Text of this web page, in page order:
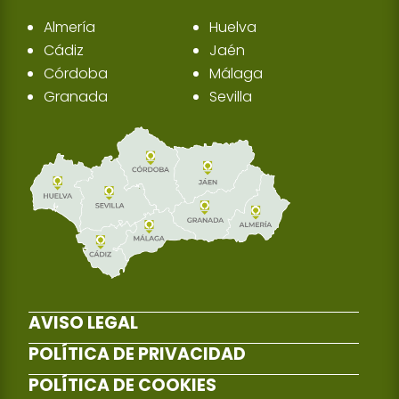
Almería
Cádiz
Córdoba
Granada
Huelva
Jaén
Málaga
Sevilla
AVISO LEGAL
POLÍTICA DE PRIVACIDAD
POLÍTICA DE COOKIES